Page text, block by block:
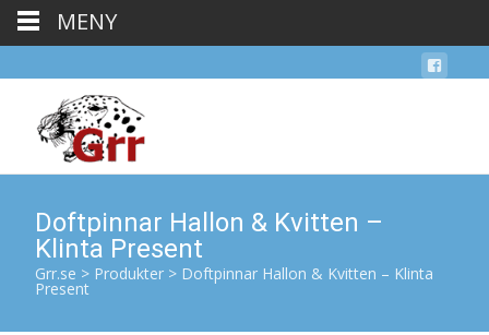
Doftpinnar Hallon & Kvitten –
Klinta Present
Grr.se > Produkter > Doftpinnar Hallon & Kvitten – Klinta
Present
MENY